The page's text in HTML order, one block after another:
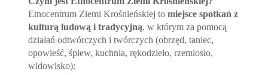
Etnocentrum Ziemi Krośnieńskiej to miejsce spotkań z
kulturą ludową i tradycyjną, w którym za pomocą
działań odtwórczych i twórczych (obrzęd, taniec,
opowieść, śpiew, kuchnia, rękodzieło, rzemiosło,
widowisko):